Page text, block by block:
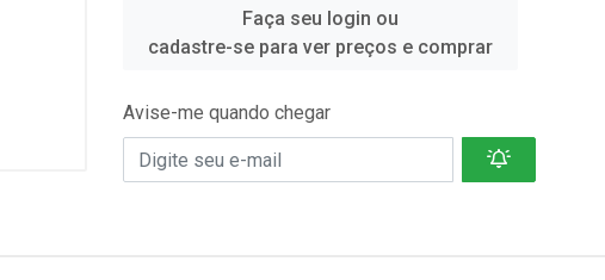
Faça seu login ou
cadastre-se para ver preços e comprar
Avise-me quando chegar